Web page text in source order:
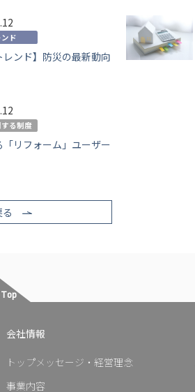
ンド
レンド】防災の最新動向
る制度
「リフォーム」ユーザー
会社情報
トップメッセージ・経営理念
事業内容